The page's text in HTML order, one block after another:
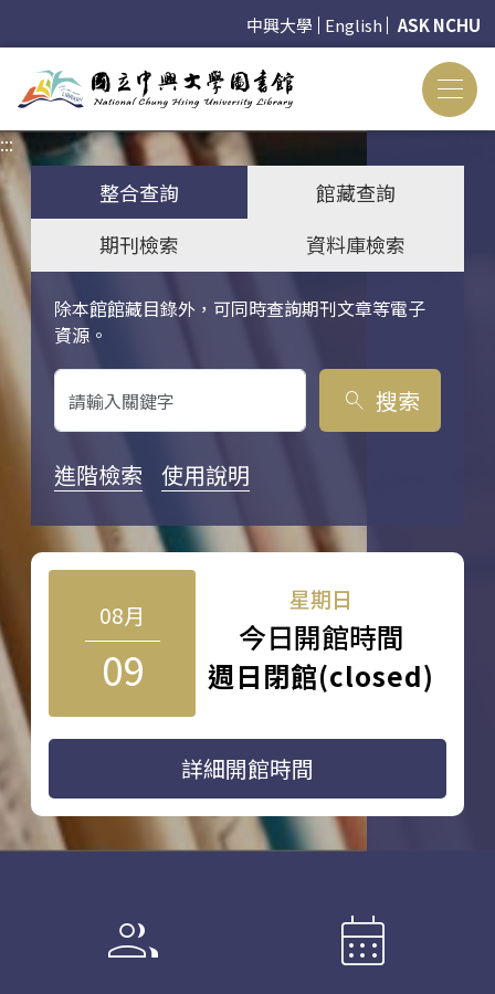
中興大學 English ASK NCHU
:::
整合查詢
館藏查詢
期刊檢索
資料庫檢索
除本館館藏目錄外，可同時查詢期刊文章等電子
資源。
關鍵字搜尋
search 搜索
進階檢索 使用說明
08月
09
星期日
今日開館時間
週日閉館(closed)
詳細開館時間
group calendar_month